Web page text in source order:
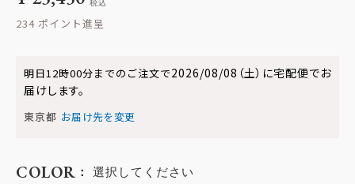
税込
234
明日12時00分までのご注文で2026/08/08（土） に宅配便でお
届けします。
東京都 お届け先を変更
COLOR 選択してください